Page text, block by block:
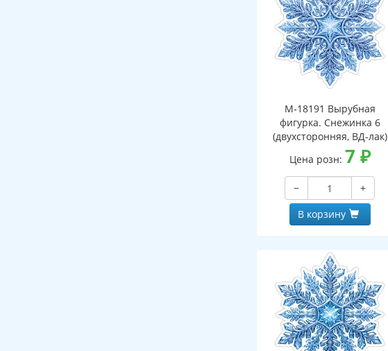
М-18191 Вырубная
фигурка. Снежинка 6
(двухсторонняя, ВД-лак)
Цена розн: 7 ₽
−
+
В корзину